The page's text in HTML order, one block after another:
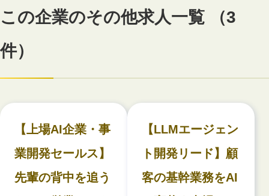
この企業のその他求人一覧 （3
件）
【上場AI企業・事
業開発セールス】
先輩の背中を追う
【LLMエージェン
ト開発リード】顧
客の基幹業務をAI